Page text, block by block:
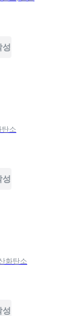
성
탄소
성
화탄소
성